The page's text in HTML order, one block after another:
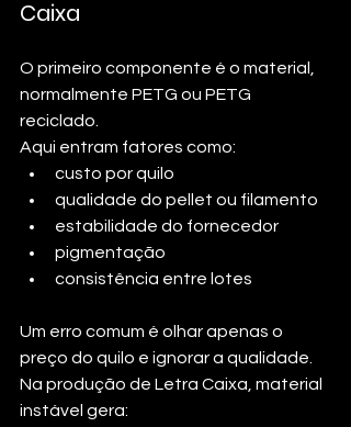
Caixa
O primeiro componente é o material,
normalmente PETG ou PETG
reciclado.
Aqui entram fatores como:
custo por quilo
qualidade do pellet ou filamento
estabilidade do fornecedor
pigmentação
consistência entre lotes
Um erro comum é olhar apenas o
preço do quilo e ignorar a qualidade.
Na produção de Letra Caixa, material
instável gera: